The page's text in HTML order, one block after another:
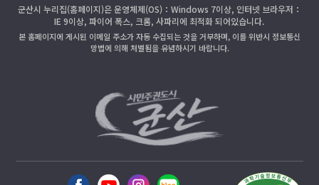
군산시 누리집(홈페이지)은 운영체제(OS)：Windows 7이상, 인터넷 브라우저：
IE 9이상, 파이어 폭스, 크롬, 사파리에 최적화 되어있습니다.
본 홈페이지에 게시된 이메일 주소가 자동 수집되는 것을 거부하며, 이를 위반시 정보통신
망법에 의해 처벌됨을 유념하시기 바랍니다.